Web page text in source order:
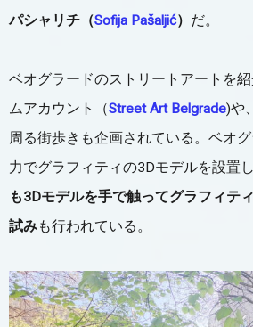
パシャリチ（Sofija Pašaljić） だ。
ベオグラードのストリートアートを
ムアカウント（Street Art Belgrade)や
周る街歩きも企画されている。ベオ
力でグラフィティの3Dモデルを設置し
も3Dモデルを手で触ってグラフィテ
試みも行われている。